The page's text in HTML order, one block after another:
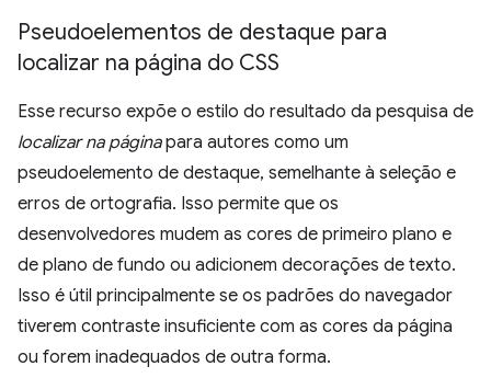
Pseudoelementos de destaque para
localizar na página do CSS
Esse recurso expõe o estilo do resultado da pesquisa de
localizar na páginapara autores como um
pseudoelemento de destaque, semelhante à seleção e
erros de ortografia. Isso permite que os
desenvolvedores mudem as cores de primeiro plano e
de plano de fundo ou adicionem decorações de texto.
Isso é útil principalmente se os padrões do navegador
tiverem contraste insuficiente com as cores da página
ou forem inadequados de outra forma.